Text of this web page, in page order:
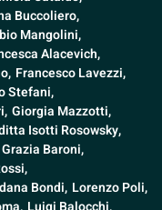
Buccoliero,
Mangolini,
Alacevich,
Francesco Lavezzi,
Stefani,
Giorgia Mazzotti,
Isotti Rosowsky,
Grazia Baroni,
Bondi, Lorenzo Poli,